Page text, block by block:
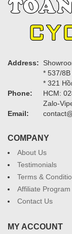
Address:
* 537/8B
* 321
Phone:
HCM:
Zalo-
Email:
COMPANY
About Us
Testimonials
Terms &
Affiliate Program
Contact Us
MY ACCOUNT